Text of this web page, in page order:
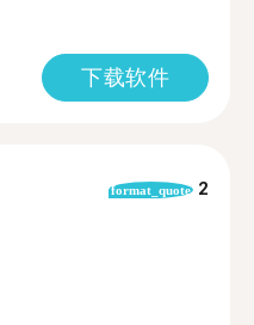
下载软件
format_quote 2